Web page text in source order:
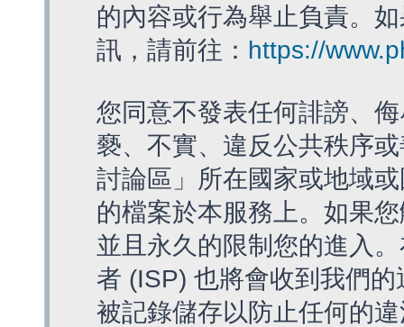
的內容或行為舉止負責。
訊，請前往： https://
您同意不發表任何誹謗、
褻、不實、違反公共秩序
討論區」所在國家或地域
的檔案於本服務上。如果
並且永久的限制您的進入
者 (ISP) 也將會收到我們
被記錄儲存以防止任何的